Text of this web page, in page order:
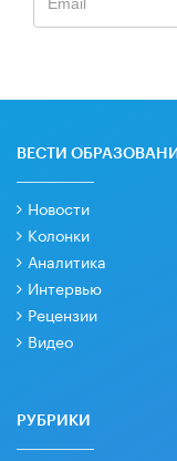
ВЕСТИ
Новости
Колонки
Аналитика
Интервью
Рецензии
Видео
РУБРИКИ